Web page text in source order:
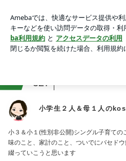
アプリをダウンロードして ブログの
ょう。
327
小学生２人＆母１人の
小３＆小１(性別非公開)シングル子育て
味のこと、家計のこと、ついでにバセド
綴っていこうと思います